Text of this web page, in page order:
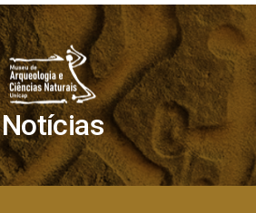
Notícias